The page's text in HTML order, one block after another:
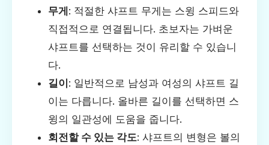
무게 : 적절한 샤프트 무게는 스윙 스피드와
직접적으로 연결됩니다. 초보자는 가벼운
샤프트를 선택하는 것이 유리할 수 있습니
다.
길이 : 일반적으로 남성과 여성의 샤프트 길
이는 다릅니다. 올바른 길이를 선택하면 스
윙의 일관성에 도움을 줍니다.
회전할 수 있는 각도: 샤프트의 변형은 볼의